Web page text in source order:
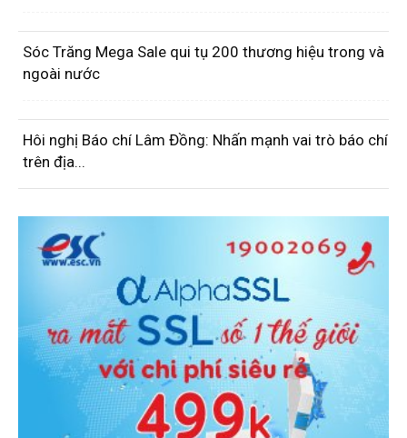
Sóc Trăng Mega Sale qui tụ 200 thương hiệu trong và
ngoài nước
Hôi nghị Báo chí Lâm Đồng: Nhấn mạnh vai trò báo chí
trên địa...